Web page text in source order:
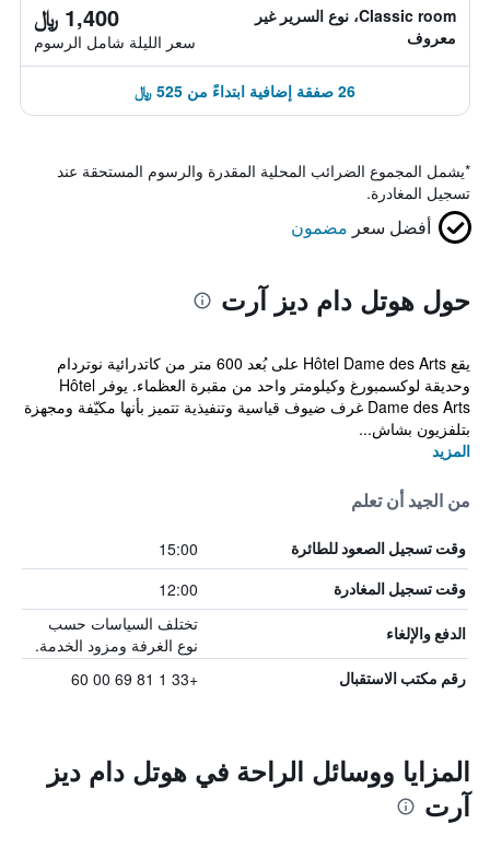
Classic room، نوع السرير غير
معروف
1,400 ﷼
سعر الليلة شامل الرسوم
26 صفقة إضافية ابتداءً من 525 ﷼
*يشمل المجموع الضرائب المحلية المقدرة والرسوم المستحقة عند
تسجيل المغادرة.
أفضل سعر مضمون
حول هوتل دام ديز آرت
يقع Hôtel Dame des Arts على بُعد 600 متر من كاتدرائية نوتردام
وحديقة لوكسمبورغ وكيلومتر واحد من مقبرة العظماء. يوفر Hôtel
Dame des Arts غرف ضيوف قياسية وتنفيذية تتميز بأنها مكيّفة ومجهزة
بتلفزيون بشاش...
المزيد
من الجيد أن تعلم
وقت تسجيل الصعود للطائرة 15:00
وقت تسجيل المغادرة 12:00
الدفع والإلغاء
تختلف السياسات حسب
نوع الغرفة ومزود الخدمة.
رقم مكتب الاستقبال +33 1 81 69 00 60
المزايا ووسائل الراحة في هوتل دام ديز
آرت